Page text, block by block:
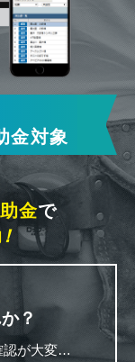
金対象
金で
？
認が大変…